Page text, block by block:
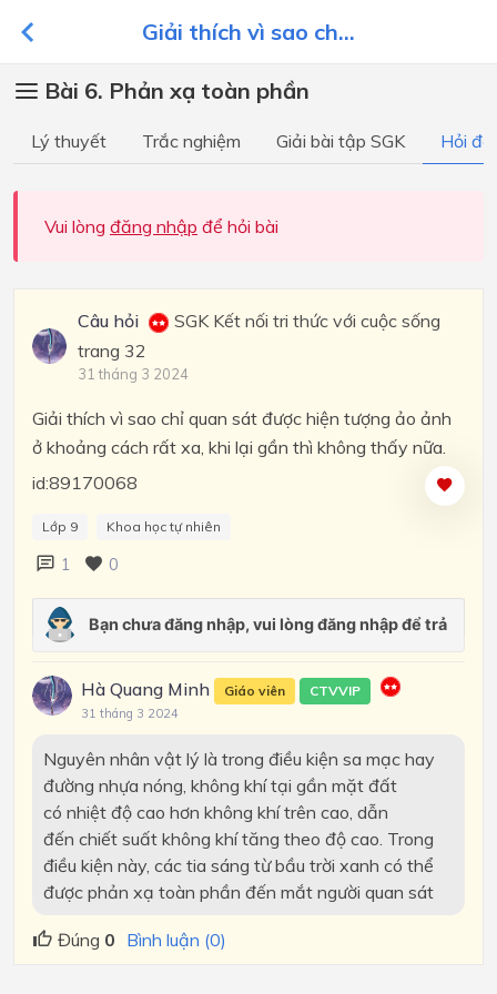
Giải thích vì sao ch...
Bài 6. Phản xạ toàn phần
Lý thuyết Trắc nghiệm Giải bài tập SGK Hỏi
Vui lòng đăng nhập để hỏi bài
Câu hỏi
SGK Kết nối tri thức với cuộc sống
trang 32
31 tháng 3 2024
Giải thích vì sao chỉ quan sát được hiện tượng ảo ảnh
ở khoảng cách rất xa, khi lại gần thì không thấy nữa.
id:89170068
Lớp 9 Khoa học tự nhiên
1 0
Hà Quang Minh Giáo viên CTVVIP
31 tháng 3 2024
Nguyên nhân vật lý là trong điều kiện sa mạc hay
đường nhựa nóng, không khí tại gần mặt đất
có nhiệt độ cao hơn không khí trên cao, dẫn
đến chiết suất không khí tăng theo độ cao. Trong
điều kiện này, các tia sáng từ bầu trời xanh có thể
được phản xạ toàn phần đến mắt người quan sát
Đúng 0 Bình luận (0)